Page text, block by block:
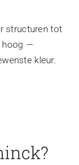
structuren tot
hoog —
kleur.